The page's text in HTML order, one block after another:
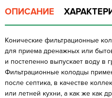
ОПИСАНИЕ
Конические фильтрационные
для приема дренажных или
и постепенно выпускает воду в
Фильтрационные колодцы
после септика, в качестве
или летней кухни, а как же как